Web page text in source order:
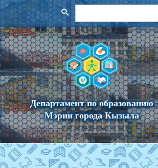
Департамент по образованию
Мэрии города Кызыла